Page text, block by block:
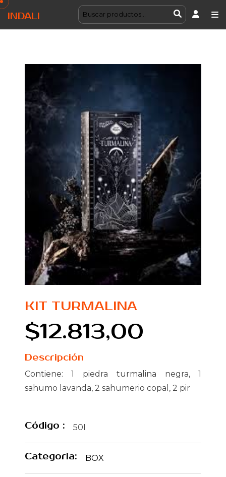
INDALI
KIT TURMALINA
$12.813,00
Descripción
Contiene: 1 piedra turmalina negra, 1
sahumo lavanda, 2 sahumerio copal, 2 pir
Código : 50I
Categoria: BOX